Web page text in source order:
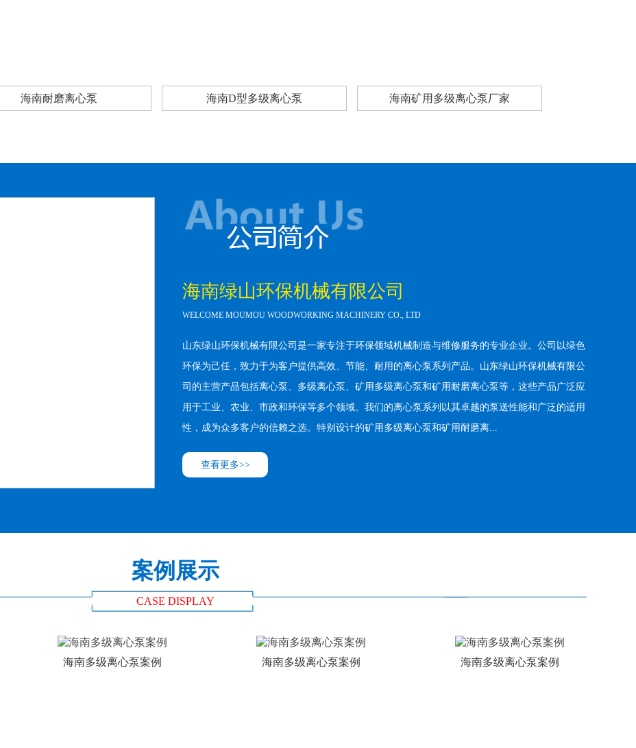
海南耐磨离心泵 海南D型多级离心泵 海南矿用多级离心泵厂家
海南绿山环保机械有限公司
WELCOME MOUMOU WOODWORKING MACHINERY CO., LTD
山东绿山环保机械有限公司是一家专注于环保领域机械制造与维修服务的专业企业。公司以绿色
环保为己任，致力于为客户提供高效、节能、耐用的离心泵系列产品。山东绿山环保机械有限公
司的主营产品包括离心泵、多级离心泵、矿用多级离心泵和矿用耐磨离心泵等，这些产品广泛应
用于工业、农业、市政和环保等多个领域。我们的离心泵系列以其卓越的泵送性能和广泛的适用
性，成为众多客户的信赖之选。特别设计的矿用多级离心泵和矿用耐磨离...
查看更多>>
案例展示
CASE DISPLAY
海南多级离心泵案例 海南多级离心泵案例 海南多级离心泵案例